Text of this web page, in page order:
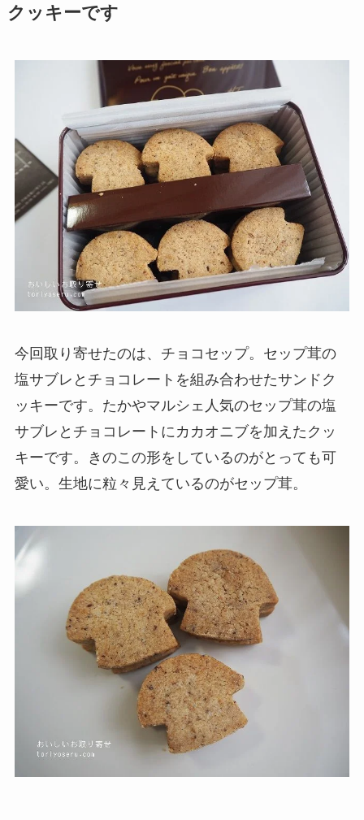
クッキーです
今回取り寄せたのは、チョコセップ。セップ茸の
塩サブレとチョコレートを組み合わせたサンドク
ッキーです。たかやマルシェ人気のセップ茸の塩
サブレとチョコレートにカカオニブを加えたクッ
キーです。きのこの形をしているのがとっても可
愛い。生地に粒々見えているのがセップ茸。